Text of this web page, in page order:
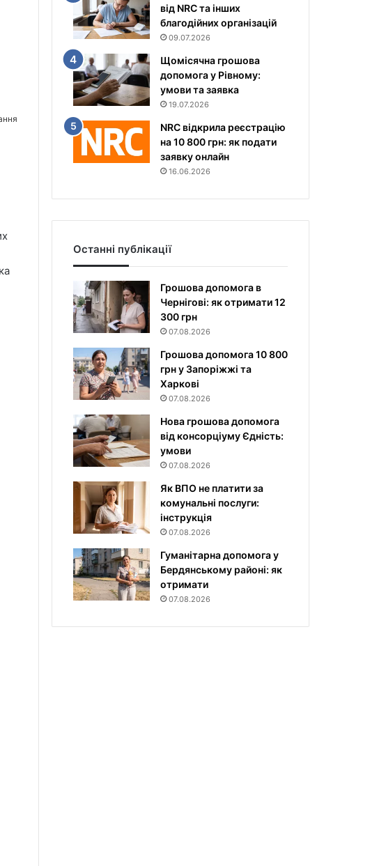
від NRC та інших
благодійних організацій
09.07.2026
Щомісячна грошова
допомога у Рівному:
умови та заявка
19.07.2026
NRC відкрила реєстрацію
на 10 800 грн: як подати
заявку онлайн
16.06.2026
Останні публікації
Грошова допомога в
Чернігові: як отримати 12
300 грн
07.08.2026
Грошова допомога 10 800
грн у Запоріжжі та
Харкові
07.08.2026
Нова грошова допомога
від консорціуму Єдність:
умови
07.08.2026
Як ВПО не платити за
комунальні послуги:
інструкція
07.08.2026
Гуманітарна допомога у
Бердянському районі: як
отримати
07.08.2026